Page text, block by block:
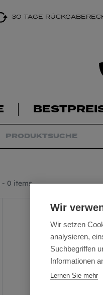
30 TAGE
- 0 items
Wir
Wir setzen
analysieren,
Suchbegriffen
Informationen
Lernen Sie mehr